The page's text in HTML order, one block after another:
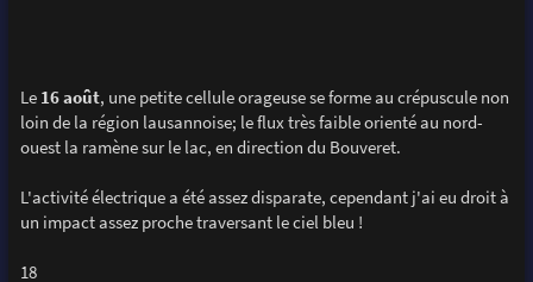
Le 16 août, une petite cellule orageuse se forme au crépuscule non
loin de la région lausannoise; le flux très faible orienté au nord-
ouest la ramène sur le lac, en direction du Bouveret.
L'activité électrique a été assez disparate, cependant j'ai eu droit à
un impact assez proche traversant le ciel bleu !
18